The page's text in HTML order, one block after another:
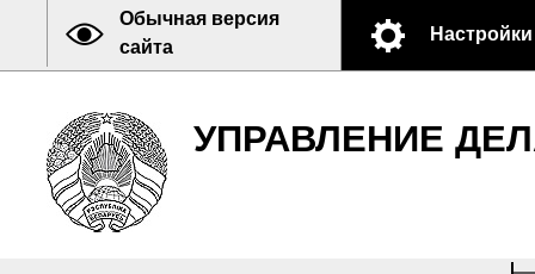
Обычная версия
сайта
Настройки
УПРАВЛЕНИЕ